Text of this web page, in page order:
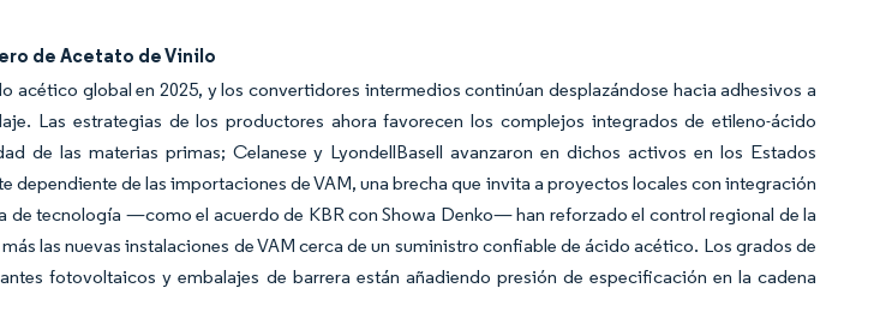
de Acetato de Vinilo
acético global en 2025, y los convertidores intermedios continúan desplazándose hacia adhesivos a
Las estrategias de los productores ahora favorecen los complejos integrados de etileno-ácido
de las materias primas; Celanese y LyondellBasell avanzaron en dichos activos en los Estados
dependiente de las importaciones de VAM, una brecha que invita a proyectos locales con integración
de tecnología —como el acuerdo de KBR con Showa Denko— han reforzado el control regional de la
las nuevas instalaciones de VAM cerca de un suministro confiable de ácido acético. Los grados de
fotovoltaicos y embalajes de barrera están añadiendo presión de especificación en la cadena